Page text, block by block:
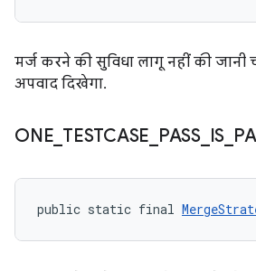
मर्ज करने की सुविधा लागू नहीं की जानी
अपवाद दिखेगा.
ONE TESTCASE PASS_ IS
public static final